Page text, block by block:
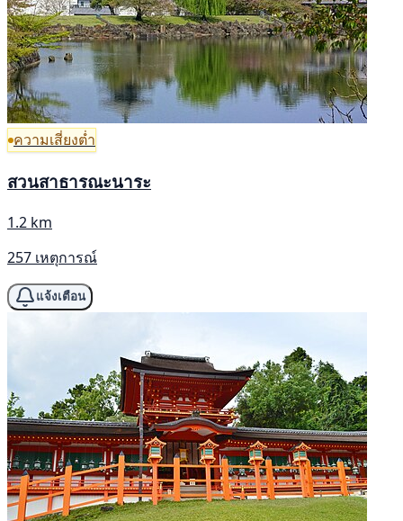
ความเสี่ยงต่ำ
สวนสาธารณะนาระ
1.2 km
257 เหตุการณ์
แจ้งเตือน